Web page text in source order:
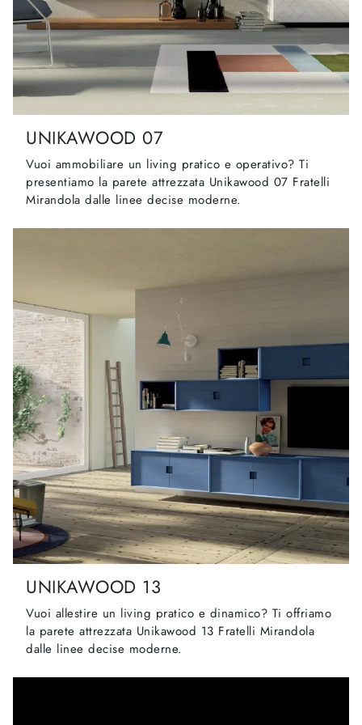
UNIKAWOOD 07
Vuoi ammobiliare un living pratico e operativo? Ti
presentiamo la parete attrezzata Unikawood 07 Fratelli
Mirandola dalle linee decise moderne.
UNIKAWOOD 13
Vuoi allestire un living pratico e dinamico? Ti offriamo
la parete attrezzata Unikawood 13 Fratelli Mirandola
dalle linee decise moderne.